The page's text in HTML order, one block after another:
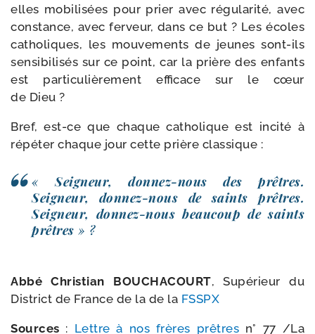
elles mobi­li­sées pour prier avec régu­la­ri­té, avec
constance, avec fer­veur, dans ce but ? Les écoles
catho­liques, les mou­ve­ments de jeunes sont-​ils
sen­si­bi­li­sés sur ce point, car la prière des enfants
est par­ti­cu­liè­re­ment effi­cace sur le cœur
de Dieu ?
Bref, est-​ce que chaque catho­lique est inci­té à
répé­ter chaque jour cette prière classique :
«Seigneur, donnez-​nous des prêtres.
Seigneur, donnez-​nous de saints prêtres.
Seigneur, donnez-​nous beau­coup de saints
prêtres » ?
Abbé Christian BOUCHACOURT, Supérieur du
District de France de la de la FSSPX
Sources : Lettre à nos frères prêtres n° 77 /​La